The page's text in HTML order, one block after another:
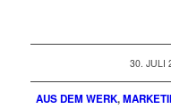
30. JULI
AUS DEM WERK,